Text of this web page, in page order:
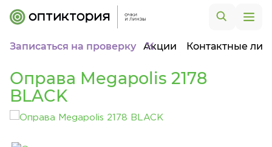
Записаться на проверку Акции Контактные
Оправа Megapolis 2178
BLACK